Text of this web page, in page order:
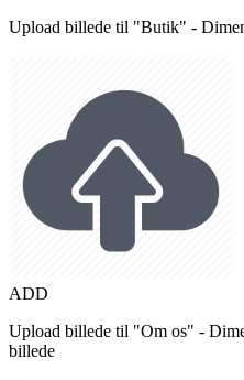
Upload billede til "Butik" -
ADD
Upload billede til "Om os" -
billede